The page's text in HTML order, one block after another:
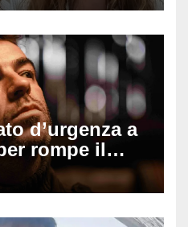
i ritocchi di
d’urgenza a
rompe il
notte in
sta e cosa